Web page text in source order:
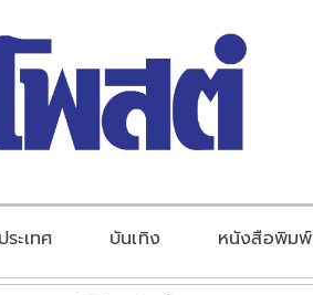
ะเทศ บันเทิง หนังสือพิมพ์